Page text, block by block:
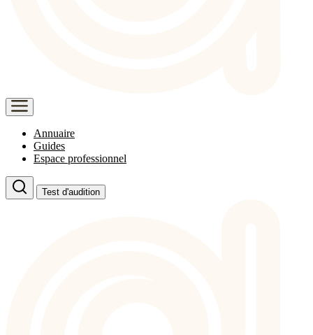
Annuaire
Guides
Espace professionnel
Test d'audition